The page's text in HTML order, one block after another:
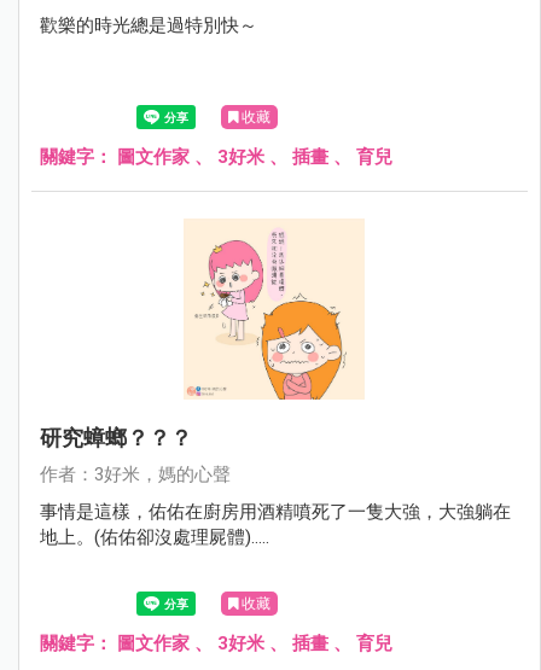
歡樂的時光總是過特別快～
收藏
關鍵字： 圖文作家 、 3好米 、 插畫 、 育兒
研究蟑螂？？？
作者：3好米，媽的心聲
事情是這樣，佑佑在廚房用酒精噴死了一隻大強，大強躺在
地上。(佑佑卻沒處理屍體).....
收藏
關鍵字： 圖文作家 、 3好米 、 插畫 、 育兒